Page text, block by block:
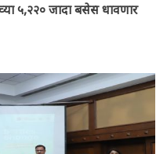
५,२२० जादा बसेस धावणार